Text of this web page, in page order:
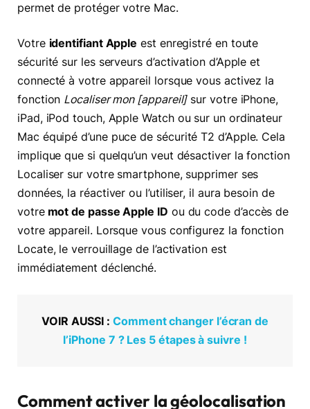
permet de protéger votre Mac.
Votre identifiant Apple est enregistré en toute
sécurité sur les serveurs d’activation d’Apple et
connecté à votre appareil lorsque vous activez la
fonction Localiser mon [appareil]sur votre iPhone,
iPad, iPod touch, Apple Watch ou sur un ordinateur
Mac équipé d’une puce de sécurité T2 d’Apple. Cela
implique que si quelqu’un veut désactiver la fonction
Localiser sur votre smartphone, supprimer ses
données, la réactiver ou l’utiliser, il aura besoin de
votremot de passe Apple ID ou du code d’accès de
votre appareil. Lorsque vous configurez la fonction
Locate, le verrouillage de l’activation est
immédiatement déclenché.
VOIR AUSSI :Comment changer l’écran de
l’iPhone 7 ? Les 5 étapes à suivre !
Comment activer la géolocalisation